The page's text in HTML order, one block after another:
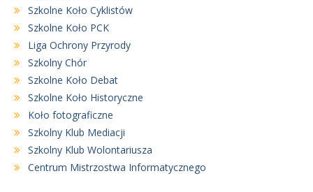
Szkolne Koło Cyklistów
Szkolne Koło PCK
Liga Ochrony Przyrody
Szkolny Chór
Szkolne Koło Debat
Szkolne Koło Historyczne
Koło fotograficzne
Szkolny Klub Mediacji
Szkolny Klub Wolontariusza
Centrum Mistrzostwa Informatycznego